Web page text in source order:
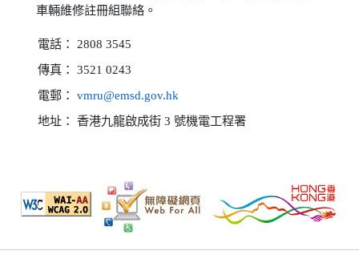
車輛維修註冊組聯絡。
電話：
2808 3545
傳真： 3521 0243
電郵： vmru@emsd.gov.hk
地址： 香港九龍啟成街 3 號機電工程署